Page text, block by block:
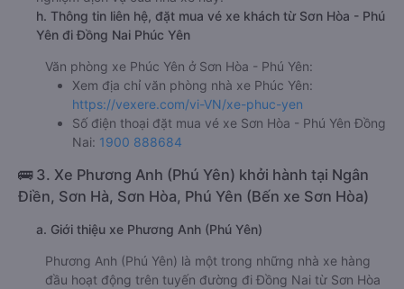
h. Thông tin liên hệ, đặt mua vé xe khách từ Sơn Hòa - Phú
Yên đi Đồng Nai Phúc Yên
Văn phòng xe Phúc Yên ở Sơn Hòa - Phú Yên:
Xem địa chỉ văn phòng nhà xe Phúc Yên:
https://vexere.com/vi-VN/xe-phuc-yen
Số điện thoại đặt mua vé xe Sơn Hòa - Phú Yên Đồng
Nai: 1900 888684
🚌 3. Xe Phương Anh (Phú Yên) khởi hành tại Ngân
Điền, Sơn Hà, Sơn Hòa, Phú Yên (Bến xe Sơn Hòa)
a. Giới thiệu xe Phương Anh (Phú Yên)
Phương Anh (Phú Yên) là một trong những nhà xe hàng
đầu hoạt động trên tuyến đường đi Đồng Nai từ Sơn Hòa